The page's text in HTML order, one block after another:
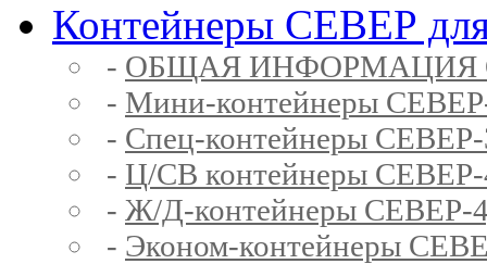
Контейнеры СЕВЕР для
- ОБЩАЯ ИНФОРМАЦИЯ
- Мини-контейнеры
- Спец-контейнеры
- Ц/СВ контейнеры
- Ж/Д-контейнеры
- Эконом-контейнеры